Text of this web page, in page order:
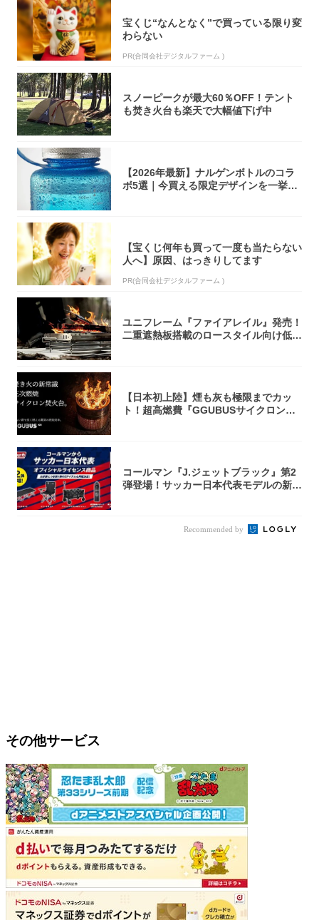
宝くじ“なんとなく”で買っている限り変
わらない
PR(合同会社デジタルファーム )
スノーピークが最大60％OFF！テント
も焚き火台も楽天で大幅値下げ中
【2026年最新】ナルゲンボトルのコラ
ボ5選｜今買える限定デザインを一挙紹
【宝くじ何年も買って一度も当たらない
人へ】原因、はっきりしてます
PR(合同会社デジタルファーム )
ユニフレーム『ファイアレイル』発売！
二重遮熱板搭載のロースタイル向け低型
【日本初上陸】煙も灰も極限までカッ
ト！超高燃費『GGUBUSサイクロン焚
コールマン『J.ジェットブラック』第2
弾登場！サッカー日本代表モデルの新作
Recommended by
その他サービス